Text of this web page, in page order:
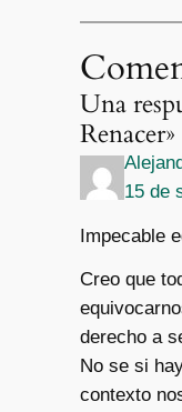
Una
Renacer»
15 de
Impecable
Creo que
derecho a
No se si
contexto